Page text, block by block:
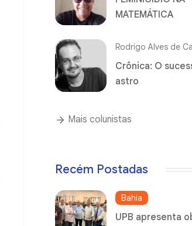
MATEMÁTICA
Rodrigo Alves de
Crônica: O
astro
Mais colunistas
Recém Postadas
Bahia
UPB apresenta